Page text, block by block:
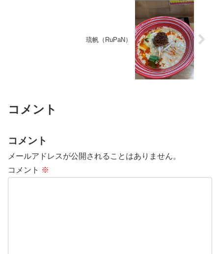
琉帆（RuPaN）
コメント
コメント
メールアドレスが公開されることはありません。
コメント ※